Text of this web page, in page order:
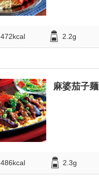
472kcal 2.2g
麻婆茄子麺
486kcal 2.3g